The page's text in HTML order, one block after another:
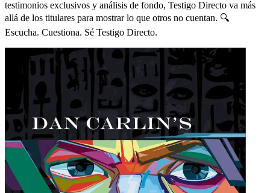
testimonios exclusivos y análisis de fondo, Testigo Directo va más
allá de los titulares para mostrar lo que otros no cuentan. 🔍
Escucha. Cuestiona. Sé Testigo Directo.